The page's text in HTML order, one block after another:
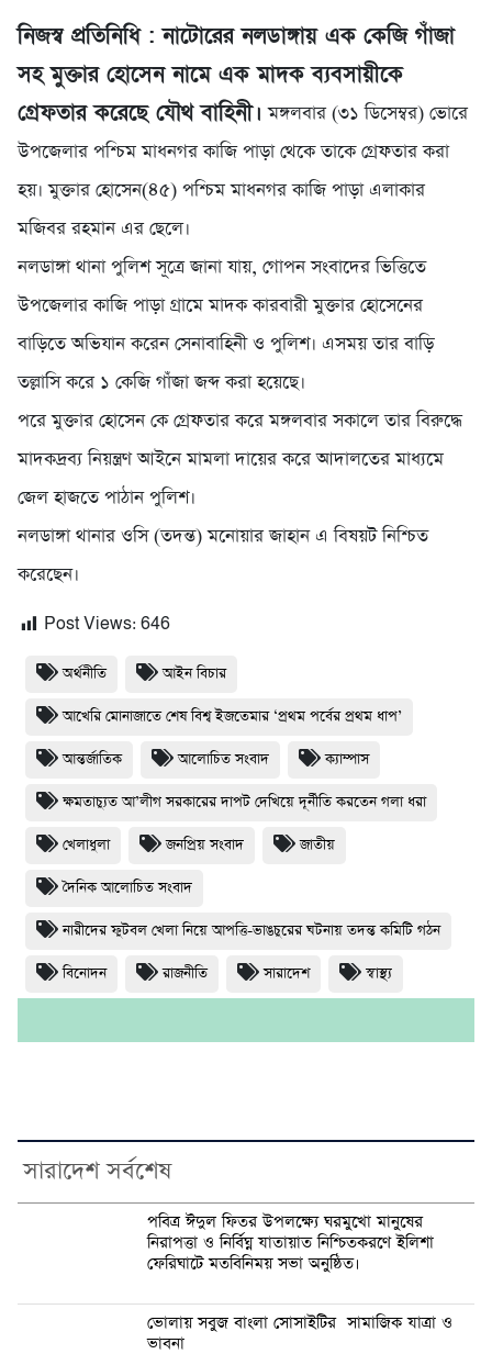
নিজস্ব প্রতিনিধি : নাটোরের নলডাঙ্গায় এক কেজি গাঁজা
সহ মুক্তার হোসেন নামে এক মাদক ব্যবসায়ীকে
গ্রেফতার করেছে যৌথ বাহিনী। মঙ্গলবার (৩১ ডিসেম্বর) ভোরে
উপজেলার পশ্চিম মাধনগর কাজি পাড়া থেকে তাকে গ্রেফতার করা
হয়। মুক্তার হোসেন(৪৫) পশ্চিম মাধনগর কাজি পাড়া এলাকার
মজিবর রহমান এর ছেলে।
নলডাঙ্গা থানা পুলিশ সূত্রে জানা যায়, গোপন সংবাদের ভিত্তিতে
উপজেলার কাজি পাড়া গ্রামে মাদক কারবারী মুক্তার হোসেনের
বাড়িতে অভিযান করেন সেনাবাহিনী ও পুলিশ। এসময় তার বাড়ি
তল্লাসি করে ১ কেজি গাঁজা জব্দ করা হয়েছে।
পরে মুক্তার হোসেন কে গ্রেফতার করে মঙ্গলবার সকালে তার বিরুদ্ধে
মাদকদ্রব্য নিয়ন্ত্রণ আইনে মামলা দায়ের করে আদালতের মাধ্যমে
জেল হাজতে পাঠান পুলিশ।
নলডাঙ্গা থানার ওসি (তদন্ত) মনোয়ার জাহান এ বিষয়ট নিশ্চিত
করেছেন।
Post Views: 646
অর্থনীতি আইন বিচার
আখেরি মোনাজাতে শেষ বিশ্ব ইজতেমার ‘প্রথম পর্বের প্রথম ধাপ’
আন্তর্জাতিক আলোচিত সংবাদ ক্যাম্পাস
ক্ষমতাচ্যুত আ’লীগ সরকারের দাপট দেখিয়ে দূর্নীতি করতেন গলা ধরা
খেলাধুলা জনপ্রিয় সংবাদ জাতীয়
দৈনিক আলোচিত সংবাদ
নারীদের ফুটবল খেলা নিয়ে আপত্তি-ভাঙচুরের ঘটনায় তদন্ত কমিটি গঠন
বিনোদন রাজনীতি সারাদেশ স্বাস্থ্য
সারাদেশ সর্বশেষ
পবিত্র ঈদুল ফিতর উপলক্ষ্যে ঘরমুখো মানুষের
নিরাপত্তা ও নির্বিঘ্ন যাতায়াত নিশ্চিতকরণে ইলিশা
ফেরিঘাটে মতবিনিময় সভা অনুষ্ঠিত।
ভোলায় সবুজ বাংলা সোসাইটির সামাজিক যাত্রা ও
ভাবনা